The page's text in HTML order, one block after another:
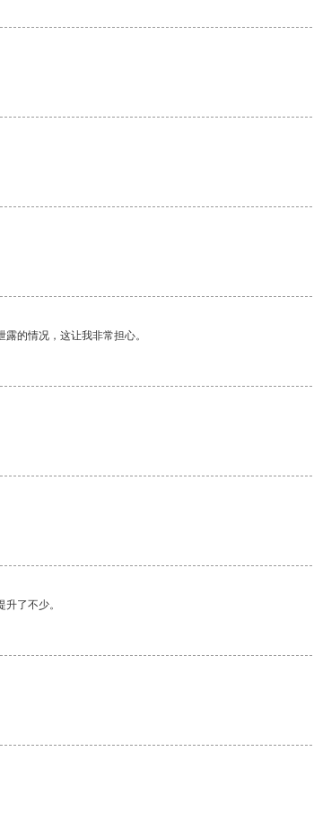
的情况，这让我非常担心。
了不少。